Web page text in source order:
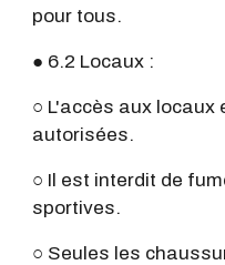
pour tous.
● 6.2 Locaux :
○ L'accès aux locaux
autorisées.
○ Il est interdit de
sportives.
○ Seules les